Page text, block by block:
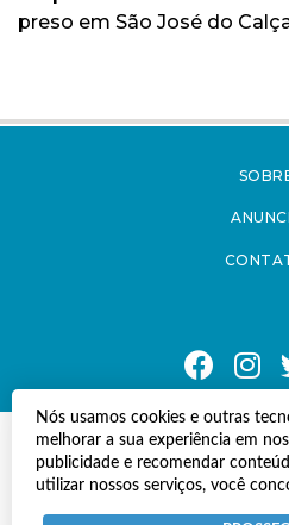
Nós usamos cookies e outras
melhorar a sua experiência em
publicidade e recomendar
utilizar nossos serviços, você
preso em São José do
© Copyright 2021 A
Todos os direitos
Desenvolvido